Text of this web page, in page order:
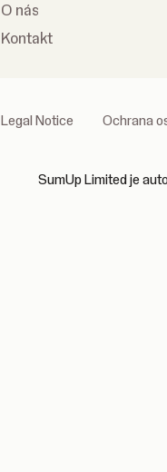
O nás
Kontakt
Legal Notice Ochrana
SumUp Limited je